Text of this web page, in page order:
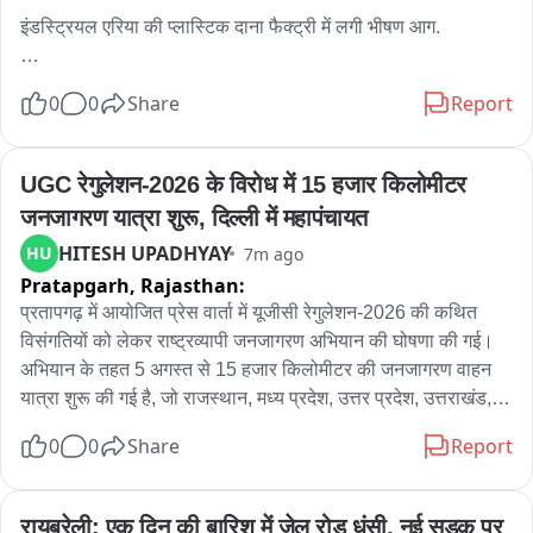
इंडस्ट्रियल एरिया की प्लास्टिक दाना फैक्ट्री में लगी भीषण आग.
सूचना मिलते ही दमकल और संबंधित विभाग की टीम मौके पर पहुंचीं.
मौके पर पहुंचे दमकल कर्मियों ने तुरन्त राहत और बचाव कार्य शुरू किया.
करीब आधा दर्जन से ज्यादा दमकल की गाड़ियां आग पर काबू पाने में जुटी.
गनीमत रही कि सुबह का समय होने के कारण फैक्ट्री में कर्मचारियों की
संख्या कम थी.
इस कारण फैक्ट्री में कोई जनहानि या घायल होने की सूचना नहीं है.
फिलहाल आग लगने के कारणों की जांच की जा रही है.
0 0 Share Report
UGC रेगुलेशन-2026 के विरोध में 15 हजार किलोमीटर
जनजागरण यात्रा शुरू, दिल्ली में महापंचायत
HU HITESH UPADHYAY 7m ago
Pratapgarh, Rajasthan:
प्रतापगढ़ में आयोजित प्रेस वार्ता में यूजीसी रेगुलेशन-2026 की कथित
विसंगतियों को लेकर राष्ट्रव्यापी जनजागरण अभियान की घोषणा की गई।
अभियान के तहत 5 अगस्त से 15 हजार किलोमीटर की जनजागरण वाहन
यात्रा शुरू की गई है, जो राजस्थान, मध्य प्रदेश, उत्तर प्रदेश, उत्तराखंड,
को नई दिल्ली में प्रस्तावित यूजीसी रोलबैक सवर्ण आक्रोश महापंचायत के
विद्यार्थियों, अभिभावकों, शिक्षकों और सामान्य वर्ग के नागरिकों को यूजीसी
0 0 Share Report
रायबरेली: एक दिन की बारिश में जेल रोड धंसी, नई सड़क पर